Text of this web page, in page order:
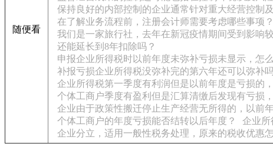
随便看
保持良好的内部控制的企业通常针对重大经营控制
在了解业务流程前，注册会计师需要考虑哪些事项？
我们是一家旅行社，去年在新冠疫情期间受到影响
还能延长到8年扣除吗？
申报企业所得税时以前年度未弥补亏损未显示，怎
补报亏损企业所得税没弥补完的第六年还可以弥补
企业所得税第一季度有利润但是以前年度是亏损的
个体工商户季度有盈利但是汇算清缴后发现有亏损
企业由于政策性搬迁停止生产经营无所得的，以前
个体工商户的年度亏损能否结转以后年度？
企业所
企业分立，适用一般性税务处理，原来的税收优惠